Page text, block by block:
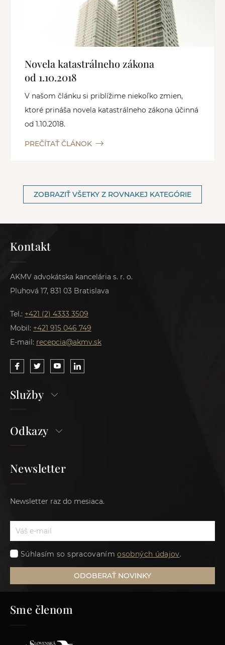
Novela katastrálneho zákona
od 1.10.2018
V našom článku si priblížime niekoľko zmien,
ktoré prináša novela katastrálneho zákona účinná
od 1.10.2018.
PREČÍTAŤ ČLÁNOK
ZOBRAZIŤ VŠETKY Z ROVNAKEJ KATEGÓRIE
Kontakt
AKMV advokátska kancelária s. r. o.
Pluhová 17, 831 03 Bratislava
Tel.: +421 (2) 4333 3509
Mobil: +421 915 046 749
E-mail: recepcia@akmv.sk
Služby
Odkazy
Newsletter
Newsletter raz do mesiaca.
Súhlasím so spracovanímosobných údajov.
ODOBERAŤ NOVINKY
Sme členom